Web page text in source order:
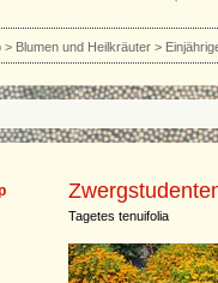
> Blumen und Heilkräuter >
Tagetes tenuifolia